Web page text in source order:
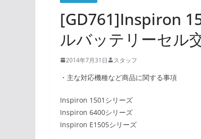
[GD761]Inspiron
ルバッテリーセル
2014年7月31日 スタッフ
・主な対応機種など商品に関する事項
Inspiron 1501シリーズ
Inspiron 6400シリーズ
Inspiron E1505シリーズ